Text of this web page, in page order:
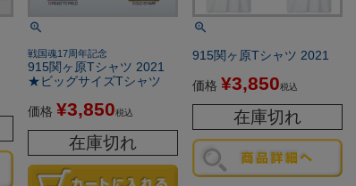
戦国魂17周年記念
915関ヶ原Tシャツ 2021
★ビッグサイズTシャツ
価格 ¥3,850税込
在庫切れ
915関ヶ原Tシャツ 2021
価格 ¥3,850税込
在庫切れ